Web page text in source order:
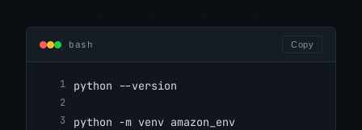
bash Copy
python --version
python -m venv amazon_env